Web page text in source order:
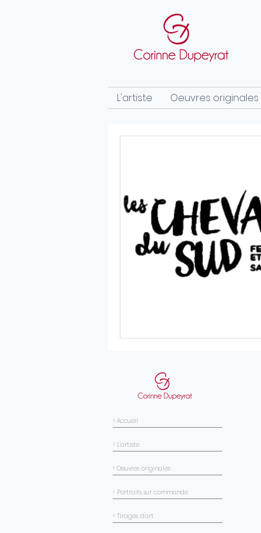
L'artiste Oeuvres originales
> Accueil
> L'artiste
> Oeuvres originales
> Portraits sur commande
> Tirages d'art